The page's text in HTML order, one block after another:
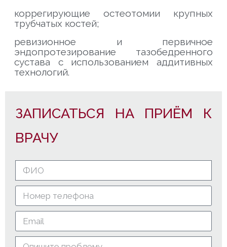
коррегирующие остеотомии крупных
трубчатых костей;
ревизионное и первичное
эндопротезирование тазобедренного
сустава с использованием аддитивных
технологий.
ЗАПИСАТЬСЯ НА ПРИЁМ К
ВРАЧУ